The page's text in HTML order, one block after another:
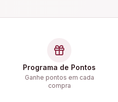
Programa de Pontos
Ganhe pontos em cada
compra